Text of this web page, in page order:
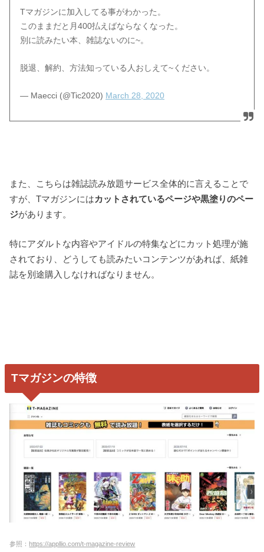
Tマガジンに加入してる事がわかった。
このままだと月400払えばならなくなった。
別に読みたい本、雑誌ないのに~。
脱退、解約、方法知っている人おしえて~ください。
— Maecci (@Tic2020) March 28, 2020
また、こちらは雑誌読み放題サービス全体的に言えることで
すが、Tマガジンにはカットされているページや黒塗りのペー
ジがあります。
特にアダルトな内容やアイドルの特集などにカット処理が施
されており、どうしても読みたいコンテンツがあれば、紙雑
誌を別途購入しなければなりません。
Tマガジンの特徴
参照： https://appllio.com/t-magazine-review